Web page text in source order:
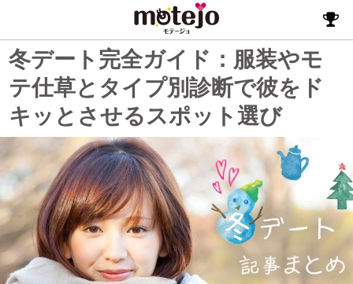
冬デート完全ガイド：服装やモ
テ仕草とタイプ別診断で彼をド
キッとさせるスポット選び